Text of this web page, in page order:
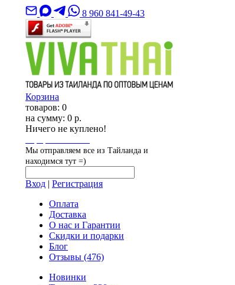
8 960 841-49-43
Корзина
товаров: 0
на сумму: 0 р.
Ничего не куплено!
Мы отправляем все из Тайланда и
находимся тут =)
Вход | Регистрация
Оплата
Доставка
О нас и Гарантии
Скидки и подарки
Блог
Отзывы (476)
Новинки